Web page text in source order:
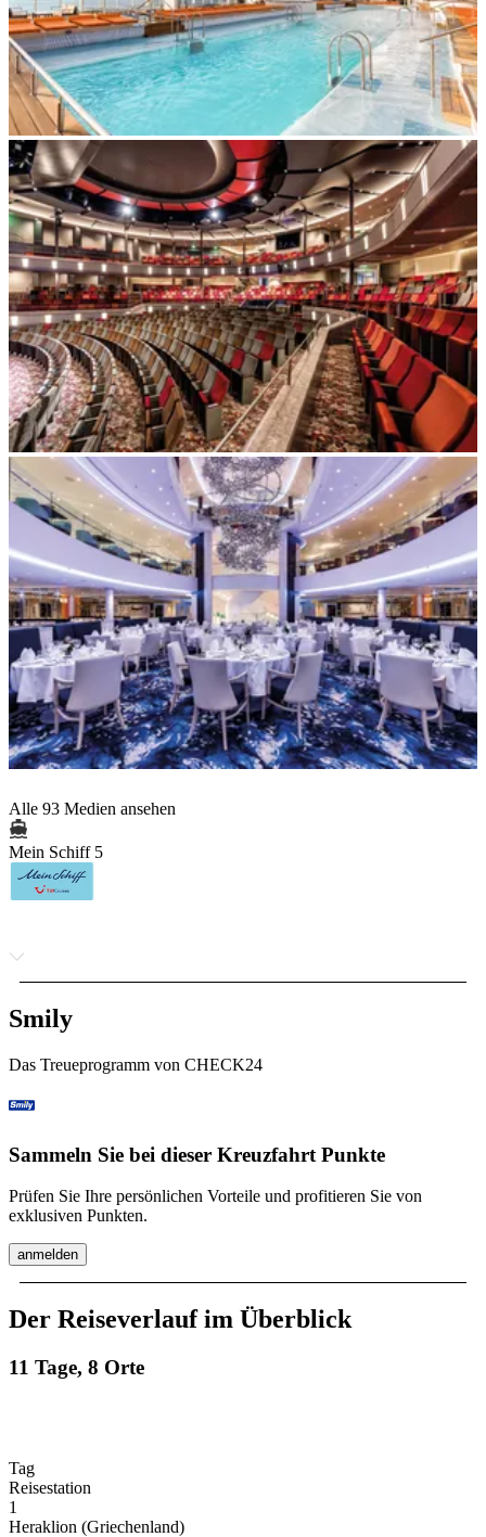
Alle 93 Medien ansehen
Mein Schiff 5
Smily
Das Treueprogramm von CHECK24
Sammeln Sie bei dieser Kreuzfahrt Punkte
Prüfen Sie Ihre persönlichen Vorteile und profitieren Sie von
exklusiven Punkten.
anmelden
Der Reiseverlauf im Überblick
11 Tage, 8 Orte
Tag
Reisestation
1
Heraklion (Griechenland)